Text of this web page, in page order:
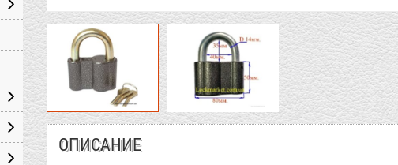
ОПИСАНИЕ